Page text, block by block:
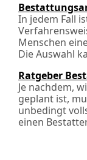
In jedem Fall
Menschen
Die Auswahl
Ratgeber
Je nachdem,
geplant ist,
unbedingt
einen